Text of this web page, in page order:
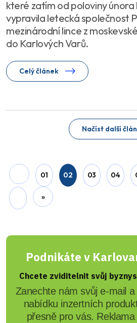
které zatím od poloviny
vypravila letecká společnost
mezinárodní lince z
do Karlových Varů.
Celý článek
Načíst další
01 02 03 04
»
Podnikáte v
Chcete zviditelnit svůj
Zanechte nám svůj e-mail
nabídku inzertních
přesně pro vás.